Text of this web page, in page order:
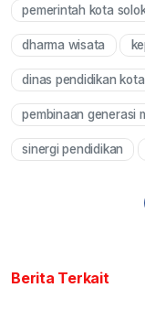
pemerintah kota
dharma wisata
dinas pendidikan
pembinaan generasi
sinergi pendidikan
Berita Terkait